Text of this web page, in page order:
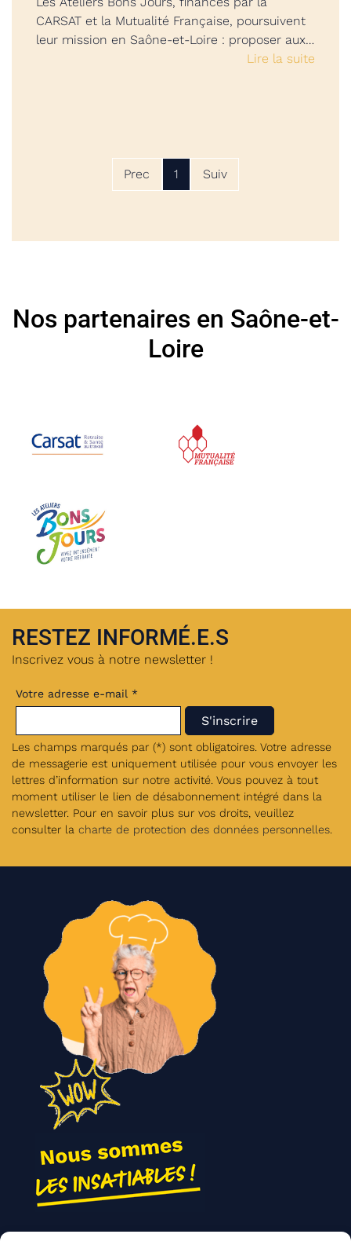
CARSAT et la Mutualité Française, poursuivent
leur mission en Saône-et-Loire : proposer aux…
Lire la suite
Prec 1 Suiv
Nos partenaires en Saône-et-
Loire
RESTEZ INFORMÉ.E.S
Inscrivez vous à notre newsletter !
Votre adresse e-mail *
Les champs marqués par (*) sont obligatoires. Votre adresse
de messagerie est uniquement utilisée pour vous envoyer les
lettres d’information sur notre activité. Vous pouvez à tout
moment utiliser le lien de désabonnement intégré dans la
newsletter. Pour en savoir plus sur vos droits, veuillez
consulter la charte de protection des données personnelles